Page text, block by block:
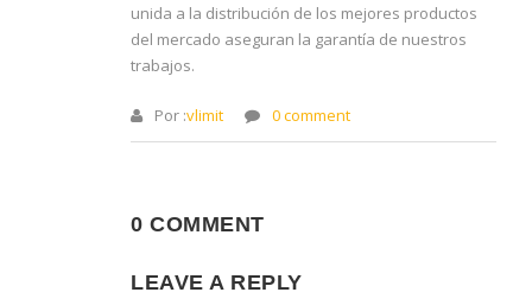
unida a la distribución de los mejores productos
del mercado aseguran la garantía de nuestros
trabajos.
Por :vlimit 0 comment
0 COMMENT
LEAVE A REPLY